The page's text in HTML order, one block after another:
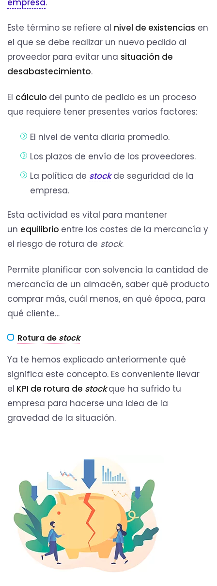
empresa.
Este término se refiere al nivel de existencias en
el que se debe realizar un nuevo pedido al
proveedor para evitar una situación de
desabastecimiento.
El cálculo del punto de pedido es un proceso
que requiere tener presentes varios factores:
El nivel de venta diaria promedio.
Los plazos de envío de los proveedores.
La política de stock de seguridad de la
empresa.
Esta actividad es vital para mantener
un equilibrio entre los costes de la mercancía y
el riesgo de rotura de stock.
Permite planificar con solvencia la cantidad de
mercancía de un almacén, saber qué producto
comprar más, cuál menos, en qué época, para
qué cliente…
Rotura de stock
Ya te hemos explicado anteriormente qué
significa este concepto. Es conveniente llevar
el KPI de rotura de stockque ha sufrido tu
empresa para hacerse una idea de la
gravedad de la situación.